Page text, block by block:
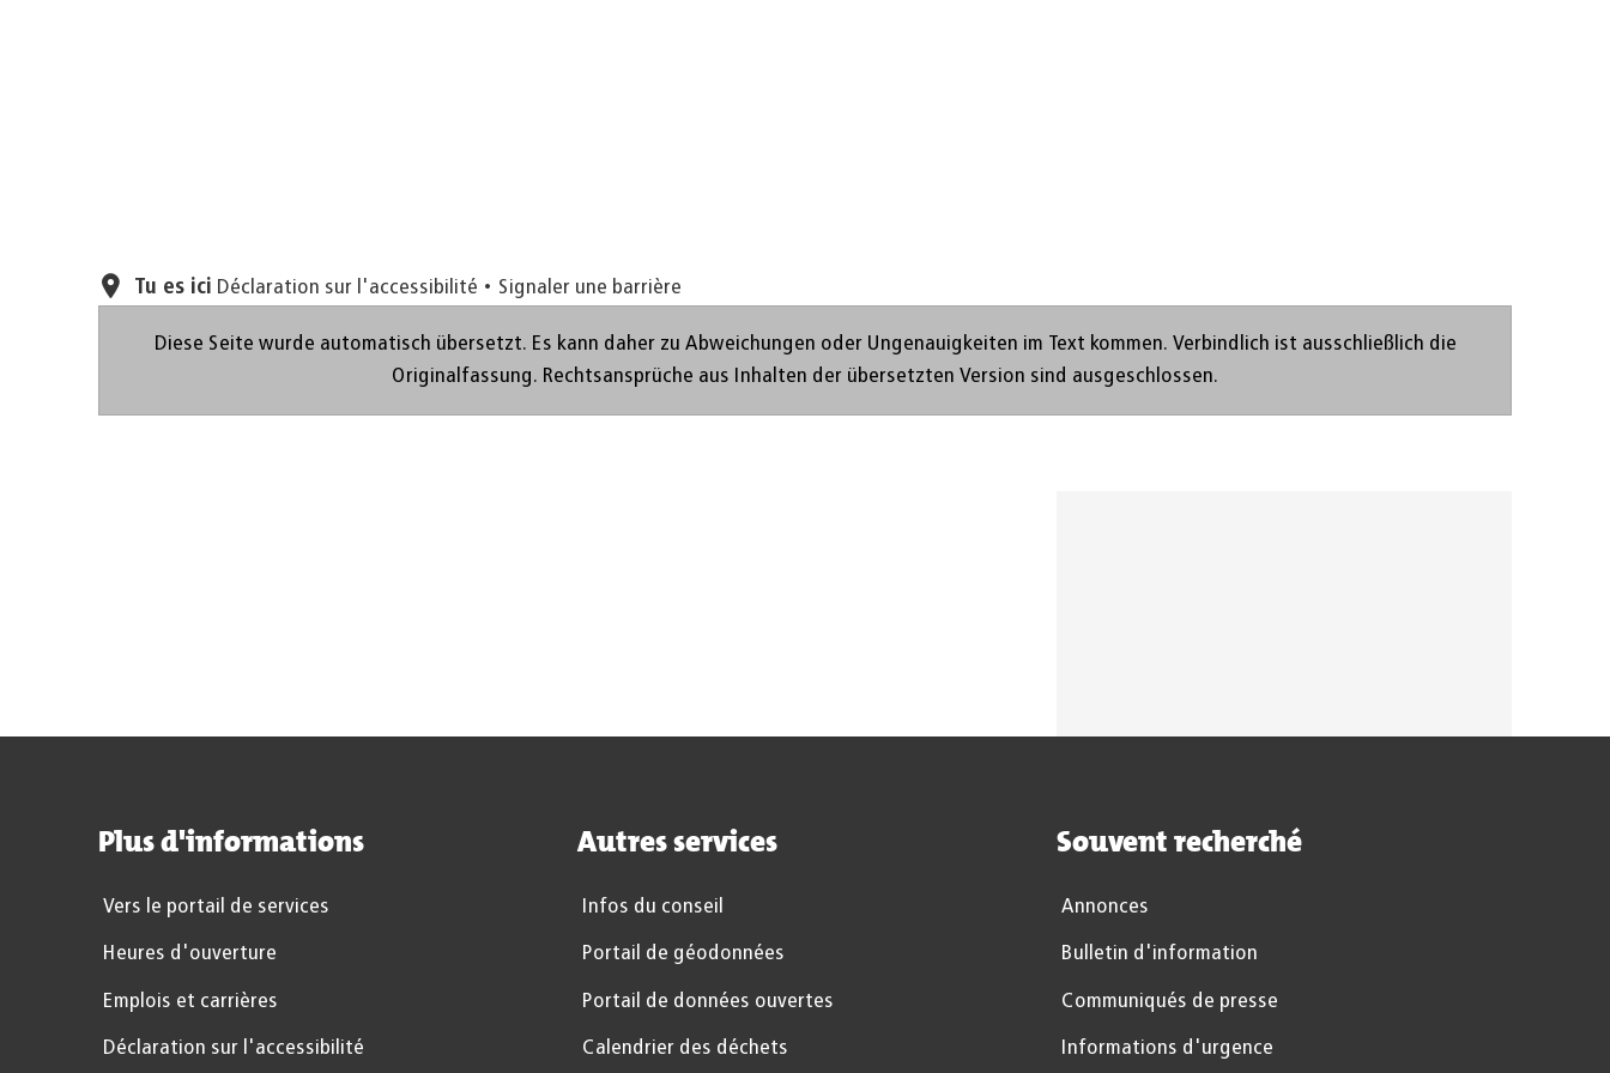
Tu es ici Déclaration sur l'accessibilité Signaler une barrière
Diese Seite wurde automatisch übersetzt. Es kann daher zu Abweichungen oder Ungenauigkeiten im Text kommen. Verbindlich ist ausschließlich die
Originalfassung. Rechtsansprüche aus Inhalten der übersetzten Version sind ausgeschlossen.
Plus d'informations
Vers le portail de services
Heures d'ouverture
Emplois et carrières
Déclaration sur l'accessibilité
Autres services
Infos du conseil
Portail de géodonnées
Portail de données ouvertes
Calendrier des déchets
Souvent recherché
Annonces
Bulletin d'information
Communiqués de presse
Informations d'urgence